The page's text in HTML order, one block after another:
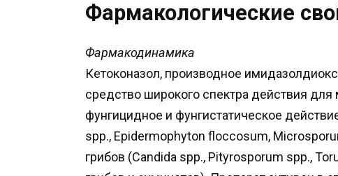
Фармакологические
Фармакодинамика
Кетоконазол, производное
средство широкого спектра действия
фунгицидное и фунгистатическое
spp., Epidermophyton floccosum,
грибов (Сandida spp., Pityrosporum spp.,